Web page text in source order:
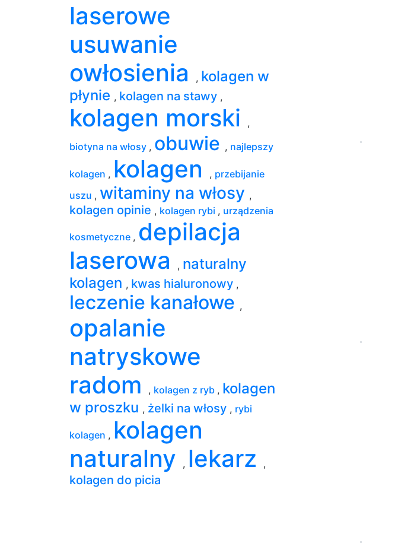
laserowe
usuwanie
owłosienia
, kolagen w
płynie , kolagen na stawy ,
kolagen morski
,
biotyna na włosy , obuwie , najlepszy
kolagen , kolagen , przebijanie
uszu , witaminy na włosy ,
kolagen opinie , kolagen rybi , urządzenia
kosmetyczne , depilacja
laserowa
, naturalny
kolagen , kwas hialuronowy ,
leczenie kanałowe ,
opalanie
natryskowe
radom
, kolagen z ryb , kolagen
w proszku , żelki na włosy , rybi
kolagen , kolagen
naturalny
, lekarz ,
kolagen do picia